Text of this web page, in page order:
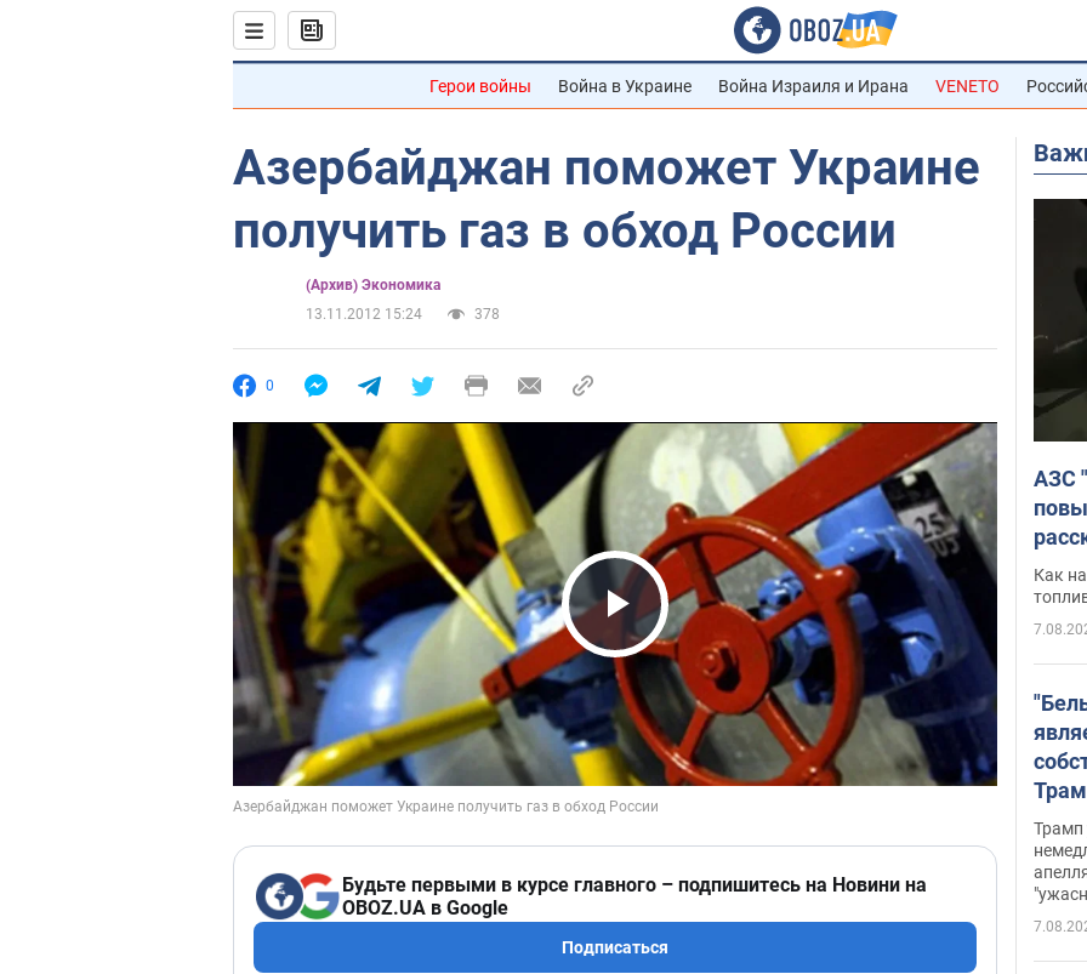
Герои войны Война в Украине Война Израиля и Ирана VENETO
Азербайджан поможет Украине
получить газ в обход России
(Архив) Экономика
13.11.2012 15:24
378
0
Play Video
Будьте первыми в курсе главного – подпишитесь на Новини на
OBOZ.UA в Google
Подписаться
АЗС
Как
Трамп